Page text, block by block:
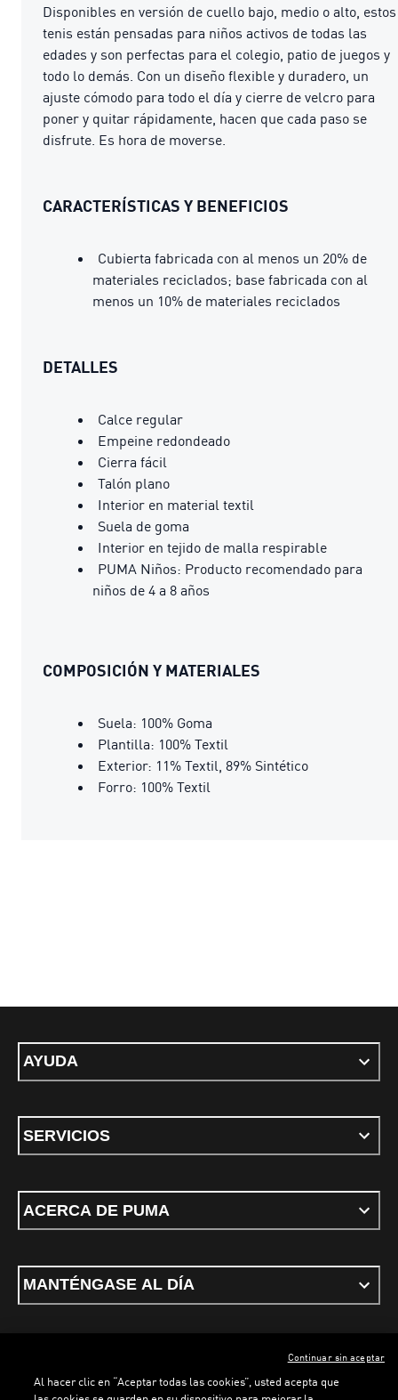
Disponibles en versión de cuello bajo, medio o alto, estos
tenis están pensadas para niños activos de todas las
edades y son perfectas para el colegio, patio de juegos y
todo lo demás. Con un diseño flexible y duradero, un
ajuste cómodo para todo el día y cierre de velcro para
poner y quitar rápidamente, hacen que cada paso se
disfrute. Es hora de moverse.
CARACTERÍSTICAS Y BENEFICIOS
Cubierta fabricada con al menos un 20% de
materiales reciclados; base fabricada con al
menos un 10% de materiales reciclados
DETALLES
Calce regular
Empeine redondeado
Cierra fácil
Talón plano
Interior en material textil
Suela de goma
Interior en tejido de malla respirable
PUMA Niños: Producto recomendado para
niños de 4 a 8 años
COMPOSICIÓN Y MATERIALES
Suela: 100% Goma
Plantilla: 100% Textil
Exterior: 11% Textil, 89% Sintético
Forro: 100% Textil
AYUDA
SERVICIOS
ACERCA DE PUMA
MANTÉNGASE AL DÍA
ESPAÑOL
Al hacer clic en “Aceptar todas las cookies”, usted acepta que
Continuar sin aceptar